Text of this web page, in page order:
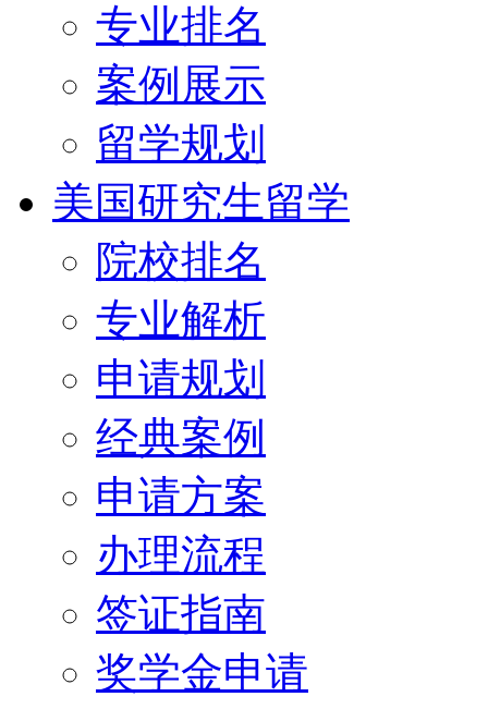
专业排名
案例展示
留学规划
美国研究生留学
院校排名
专业解析
申请规划
经典案例
申请方案
办理流程
签证指南
奖学金申请